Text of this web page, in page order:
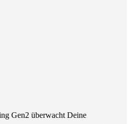
Gen2 überwacht Deine